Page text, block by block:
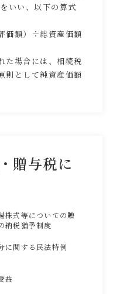
いい、以下の算式
価額）÷総資産価額
た場合には、相続税
則として純資産価額
贈与税に
株式等についての贈
納税猶予制度
に関する民法特例
益